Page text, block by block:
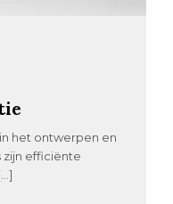
in het ontwerpen en
zijn efficiënte